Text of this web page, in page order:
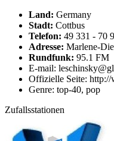
Land: Germany
Stadt: Cottbus
Telefon: 49 331 - 70
Adresse: Marlene-
Rundfunk: 95.1 FM
E-mail:
Offizielle Seite:
Genre: top-40, pop
Zufallsstationen